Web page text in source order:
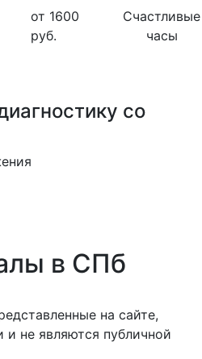
от 1600
руб.
Счастливые
часы
со
в СПб
на сайте,
не являются публичной